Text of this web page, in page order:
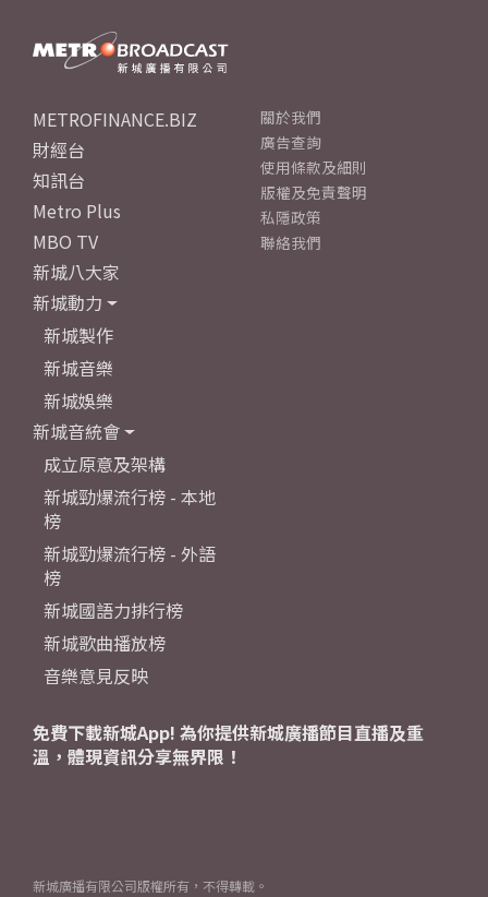
METROFINANCE.BIZ
財經台
知訊台
Metro Plus
MBO TV
新城八大家
新城動力
新城製作
新城音樂
新城娛樂
新城音統會
成立原意及架構
新城勁爆流行榜 - 本地
榜
新城勁爆流行榜 - 外語
榜
新城國語力排行榜
新城歌曲播放榜
音樂意見反映
關於我們
廣告查詢
使用條款及細則
版權及免責聲明
私隱政策
聯絡我們
免費下載新城App! 為你提供新城廣播節目直播及重
溫，體現資訊分享無界限！
新城廣播有限公司版權所有，不得轉載。